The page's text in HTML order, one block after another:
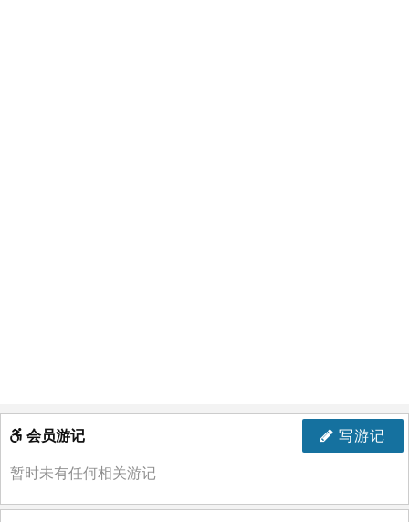
写游记
会员游记
暂时未有任何相关游记